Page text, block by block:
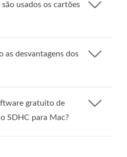
usados ​​os cartões
as desvantagens dos
gratuito de
SDHC para Mac?